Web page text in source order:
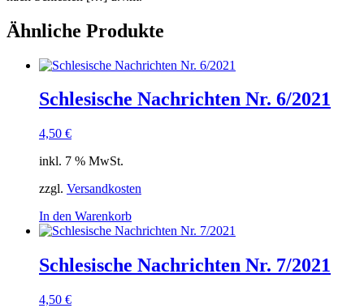
Ähnliche Produkte
Schlesische Nachrichten Nr. 6/2021
4,50 €
inkl. 7 % MwSt.
zzgl. Versandkosten
In den Warenkorb
Schlesische Nachrichten Nr. 7/2021
4,50 €